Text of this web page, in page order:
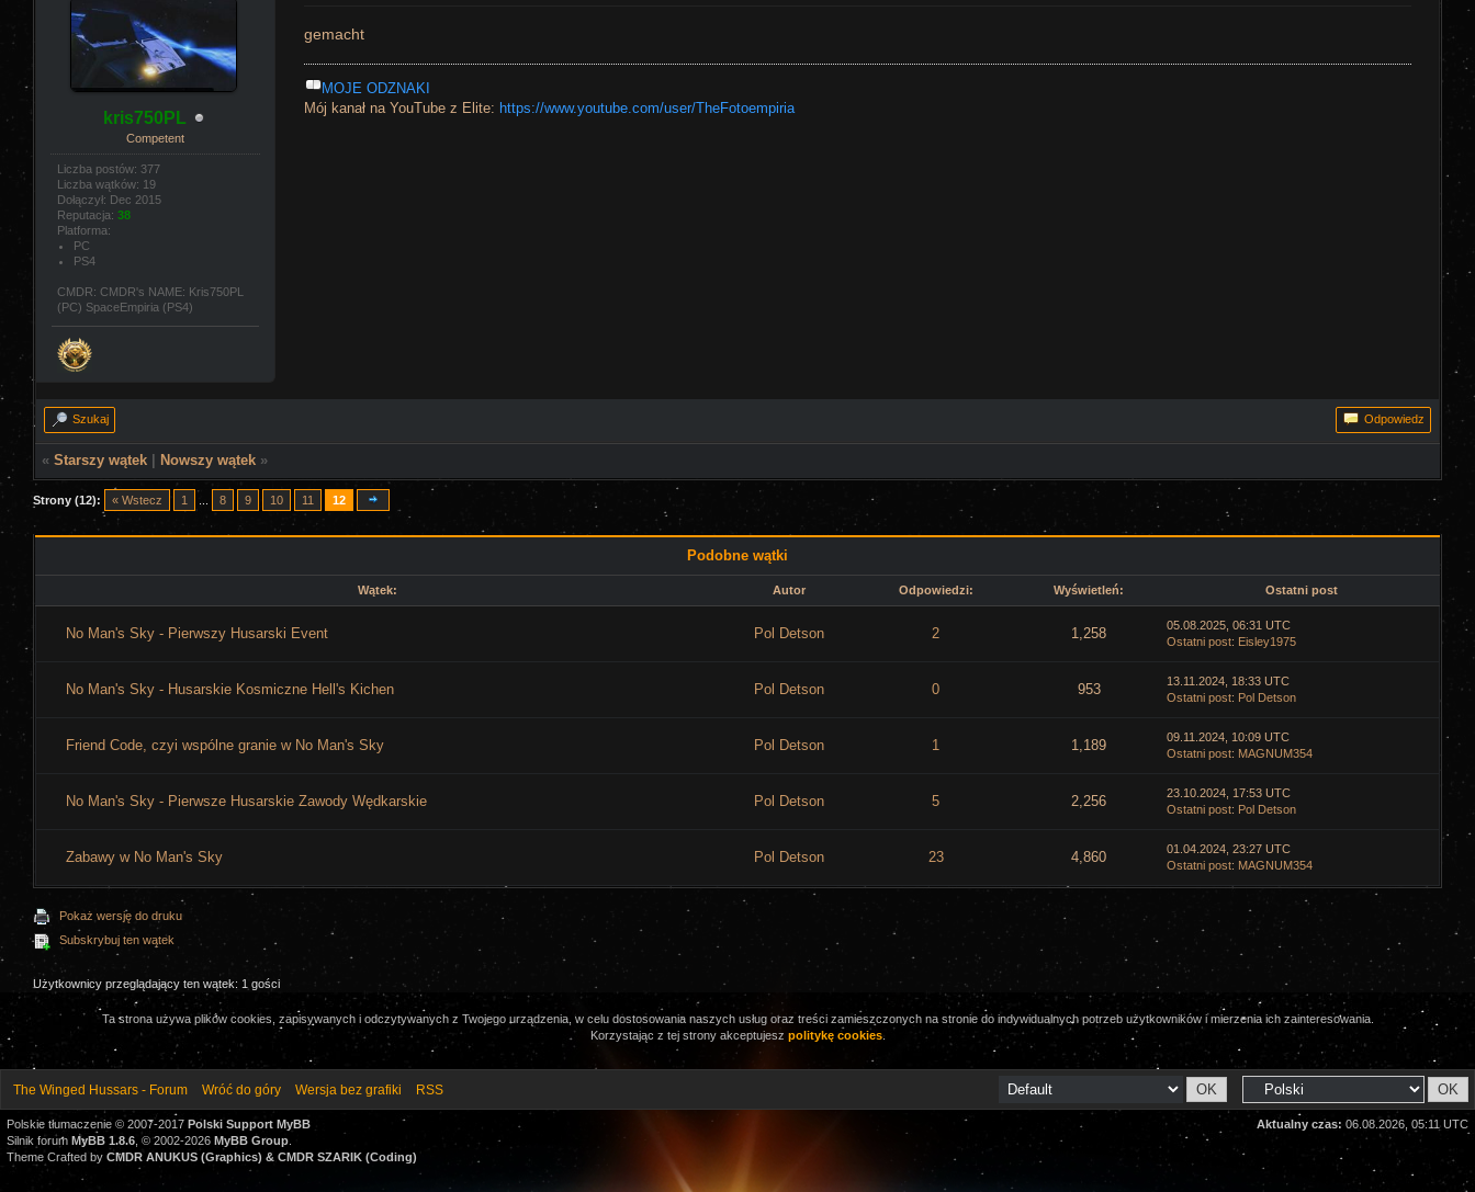
kris750PL
Competent
Liczba postów: 377
Liczba wątków: 19
Dołączył: Dec 2015
Reputacja: 38
Platforma:
PC
PS4
CMDR: CMDR's NAME: Kris750PL
(PC) SpaceEmpiria (PS4)
gemacht
MOJE ODZNAKI
Mój kanał na YouTube z Elite: https://www.youtube.com/user/TheFotoempiria
Szukaj Odpowiedz
« Starszy wątek Nowszy wątek »
Strony (12): « Wstecz 1 8 9 10 11 12
Podobne wątki
Wątek: Autor Odpowiedzi: Wyświetleń: Ostatni post
No Man's Sky - Pierwszy Husarski Event Pol Detson 2 1,258
05.08.2025, 06:31 UTC
Ostatni post: Eisley1975
No Man's Sky - Husarskie Kosmiczne Hell's Kichen Pol Detson 0 953
13.11.2024, 18:33 UTC
Ostatni post: Pol Detson
Friend Code, czyi wspólne granie w No Man's Sky Pol Detson 1 1,189
09.11.2024, 10:09 UTC
Ostatni post: MAGNUM354
No Man's Sky - Pierwsze Husarskie Zawody Wędkarskie Pol Detson 5 2,256
23.10.2024, 17:53 UTC
Ostatni post: Pol Detson
Zabawy w No Man's Sky Pol Detson 23 4,860
01.04.2024, 23:27 UTC
Ostatni post: MAGNUM354
Pokaż wersję do druku
Subskrybuj ten wątek
Użytkownicy przeglądający ten wątek: 1 gości
Ta strona używa plików cookies, zapisywanych i odczytywanych z Twojego urządzenia, w celu dostosowania naszych usług oraz treści zamieszczonych na stronie do indywidualnych potrzeb użytkowników i mierzenia ich zainteresowania.
Korzystając z tej strony akceptujesz politykę cookies.
The Winged Hussars - Forum Wróć do góry Wersja bez grafiki RSS
Aktualny czas: 06.08.2026, 05:11 UTC
Polskie tłumaczenie © 2007-2017 Polski Support MyBB
Silnik forum MyBB 1.8.6 , © 2002-2026 MyBB Group
Theme Crafted by CMDR ANUKUS (Graphics) & CMDR SZARIK (Coding)